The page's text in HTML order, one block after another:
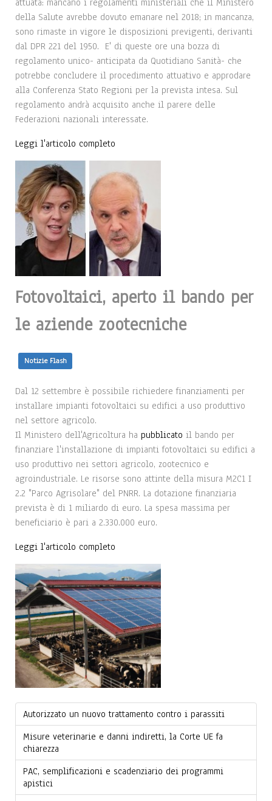
attuata: mancano i regolamenti ministeriali che il Ministero
della Salute avrebbe dovuto emanare nel 2018; in mancanza,
sono rimaste in vigore le disposizioni previgenti, derivanti
dal DPR 221 del 1950. E' di queste ore una bozza di
regolamento unico- anticipata da Quotidiano Sanità- che
potrebbe concludere il procedimento attuativo e approdare
alla Conferenza Stato Regioni per la prevista intesa. Sul
regolamento andrà acquisito anche il parere delle
Federazioni nazionali interessate.
Leggi l'articolo completo
Fotovoltaici, aperto il bando per
le aziende zootecniche
Notizie Flash
Dal 12 settembre è possibile richiedere finanziamenti per
installare impianti fotovoltaici su edifici a uso produttivo
nel settore agricolo.
Il Ministero dell'Agricoltura ha pubblicato il bando per
finanziare l'installazione di impianti fotovoltaici su edifici a
uso produttivo nei settori agricolo, zootecnico e
agroindustriale. Le risorse sono attinte della misura M2C1 I
2.2 "Parco Agrisolare" del PNRR. La dotazione finanziaria
prevista è di 1 miliardo di euro. La spesa massima per
beneficiario è pari a 2.330.000 euro.
Leggi l'articolo completo
Autorizzato un nuovo trattamento contro i parassiti
Misure veterinarie e danni indiretti, la Corte UE fa
chiarezza
PAC, semplificazioni e scadenziario dei programmi
apistici